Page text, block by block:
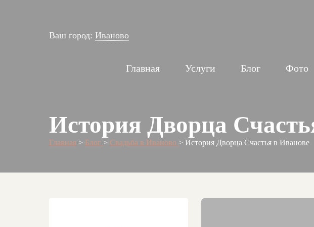
Ваш город: Иваново
Главная Услуги Блог Фото
История Дворца
Главная > Блог > Свадьба в Иваново > История Дворца Счастья в Иванове